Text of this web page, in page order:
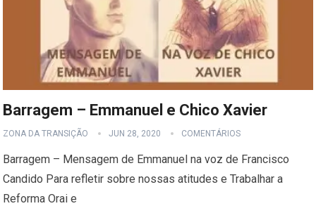
Barragem – Emmanuel e Chico Xavier
ZONA DA TRANSIÇÃO JUN 28, 2020 COMENTÁRIOS
Barragem – Mensagem de Emmanuel na voz de Francisco
Candido Para refletir sobre nossas atitudes e Trabalhar a
Reforma Orai e